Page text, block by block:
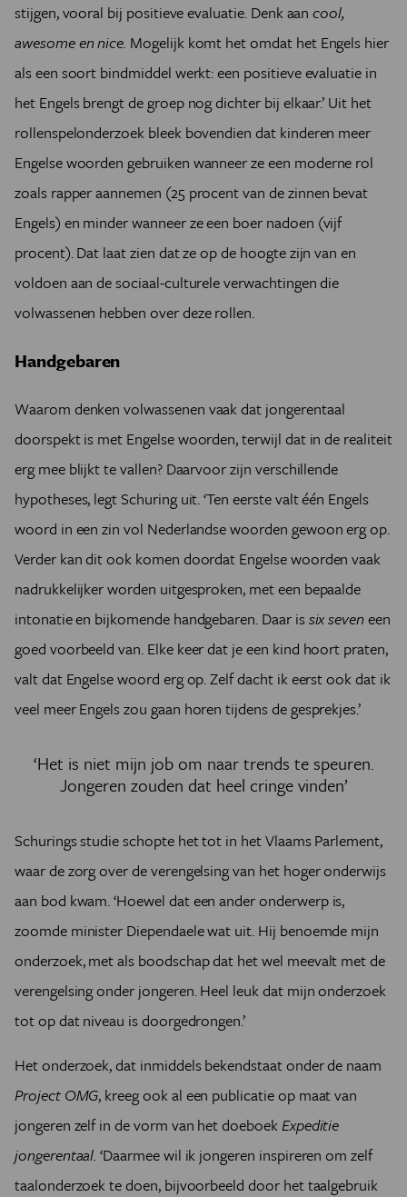
stijgen, vooral bij positieve evaluatie. Denk aancool,
awesome en nice. Mogelijk komt het omdat het Engels hier
als een soort bindmiddel werkt: een positieve evaluatie in
het Engels brengt de groep nog dichter bij elkaar.’ Uit het
rollenspelonderzoek bleek bovendien dat kinderen meer
Engelse woorden gebruiken wanneer ze een moderne rol
zoals rapper aannemen (25 procent van de zinnen bevat
Engels) en minder wanneer ze een boer nadoen (vijf
procent). Dat laat zien dat ze op de hoogte zijn van en
voldoen aan de sociaal-culturele verwachtingen die
volwassenen hebben over deze rollen.
Handgebaren
Waarom denken volwassenen vaak dat jongerentaal
doorspekt is met Engelse woorden, terwijl dat in de realiteit
erg mee blijkt te vallen? Daarvoor zijn verschillende
hypotheses, legt Schuring uit. ‘Ten eerste valt één Engels
woord in een zin vol Nederlandse woorden gewoon erg op.
Verder kan dit ook komen doordat Engelse woorden vaak
nadrukkelijker worden uitgesproken, met een bepaalde
intonatie en bijkomende handgebaren. Daar issix seveneen
goed voorbeeld van. Elke keer dat je een kind hoort praten,
valt dat Engelse woord erg op. Zelf dacht ik eerst ook dat ik
veel meer Engels zou gaan horen tijdens de gesprekjes.’
‘Het is niet mijn job om naar trends te speuren.
Jongeren zouden dat heel cringe vinden’
Schurings studie schopte het tot in het Vlaams Parlement,
waar de zorg over de verengelsing van het hoger onderwijs
aan bod kwam. ‘Hoewel dat een ander onderwerp is,
zoomde minister Diependaele wat uit. Hij benoemde mijn
onderzoek, met als boodschap dat het wel meevalt met de
verengelsing onder jongeren. Heel leuk dat mijn onderzoek
tot op dat niveau is doorgedrongen.’
Het onderzoek, dat inmiddels bekendstaat onder de naam
Project OMG, kreeg ook al een publicatie op maat van
jongeren zelf in de vorm van het doeboekExpeditie
jongerentaal.‘Daarmee wil ik jongeren inspireren om zelf
taalonderzoek te doen, bijvoorbeeld door het taalgebruik